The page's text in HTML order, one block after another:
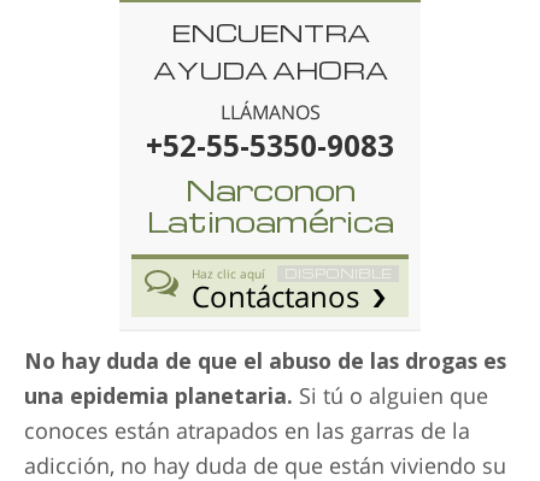
ENCUENTRA
AYUDA AHORA
LLÁMANOS
+52-55-5350-9083
Narconon
Latinoamérica
DISPONIBLE
Haz clic aquí
Contáctanos
No hay duda de que el abuso de las drogas es
una epidemia planetaria. Si tú o alguien que
conoces están atrapados en las garras de la
adicción, no hay duda de que están viviendo su